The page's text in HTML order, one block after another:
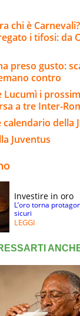
chi è
i tifosi: da
preso gusto:
contro
Lucumì i
a tre Inter-
della
Juventus
Investire in oro
L’oro torna
sicuri
LEGGI